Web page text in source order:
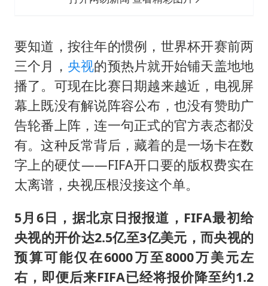
要知道，按往年的惯例，世界杯开赛前两
三个月， 央视的预热片就开始铺天盖地地
播了。可现在比赛日期越来越近，电视屏
幕上既没有解说阵容公布，也没有赞助广
告轮番上阵，连一句正式的官方表态都没
有。这种反常背后，藏着的是一场卡在数
字上的硬仗——FIFA开口要的版权费实在
太离谱，央视压根没接这个单。
5月6日，据北京日报报道，FIFA最初给
央视的开价达2.5亿至3亿美元，而央视的
预算可能仅在6000万至8000万美元左
右，即便后来FIFA已经将报价降至约1.2